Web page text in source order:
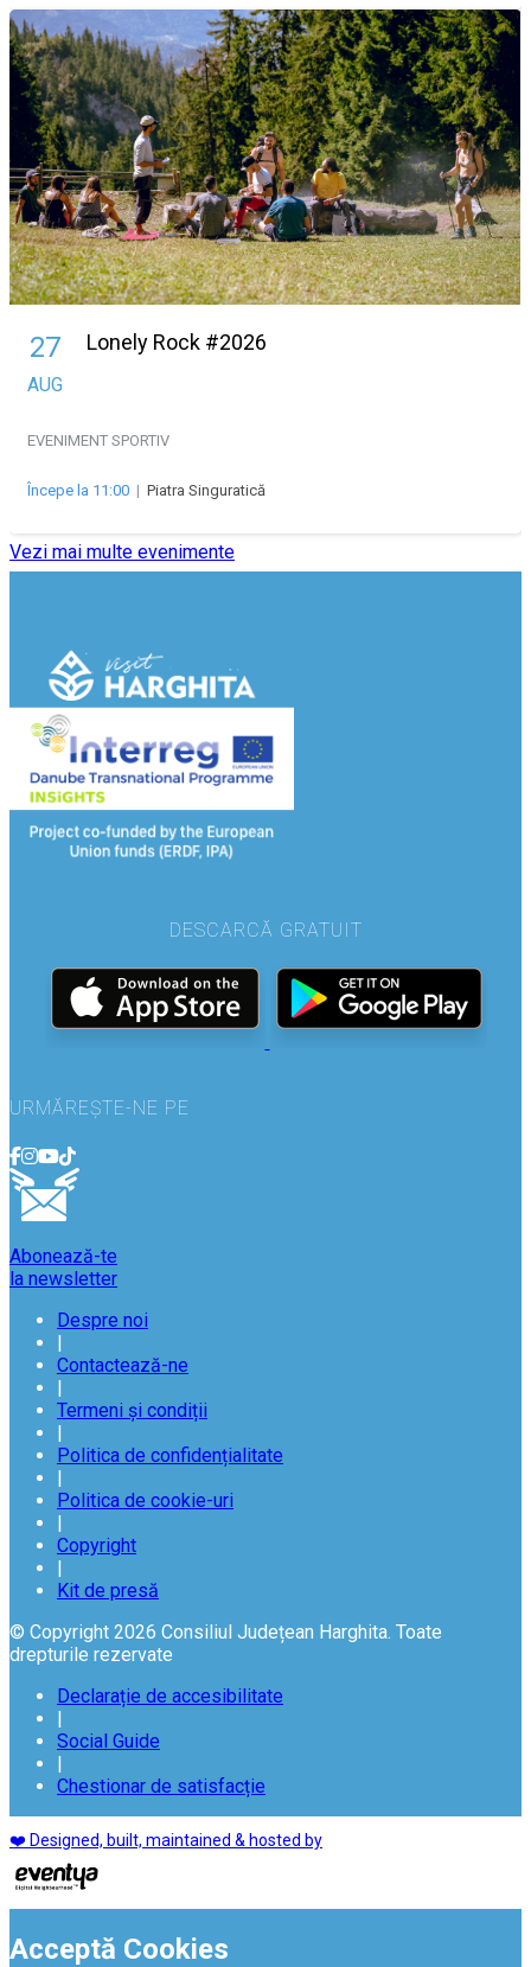
27
AUG
Lonely Rock #2026
EVENIMENT SPORTIV
Începe la 11:00 | Piatra Singuratică
Vezi mai multe evenimente
DESCARCĂ GRATUIT
URMĂREȘTE-NE PE
Abonează-te
la newsletter
Despre noi
|
Contactează-ne
|
Termeni și condiții
|
Politica de confidențialitate
|
Politica de cookie-uri
|
Copyright
|
Kit de presă
© Copyright 2026 Consiliul Județean Harghita. Toate
drepturile rezervate
Declarație de accesibilitate
|
Social Guide
|
Chestionar de satisfacție
❤️ Designed, built, maintained & hosted by
Acceptă Cookies